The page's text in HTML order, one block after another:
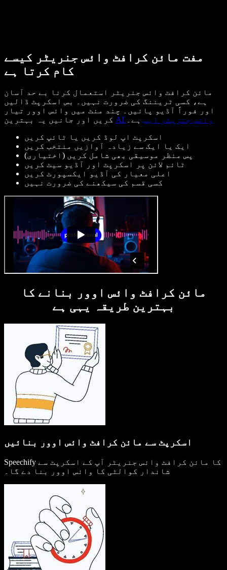
مفت مائن کرافٹ وائس جنریٹر کیسے
کام کرتا ہے
مائن کرافٹ وائس جنریٹر استعمال کرنا بے حد آسان
ہے، کسی ٹریننگ کی ضرورت نہیں۔ بس اسکرپٹ ڈالیں
اور فوراً آڈیو پائیں۔ چند منٹ میں وائس اوور تیار
AI وائس جنریٹر ایپ ہے۔
اسکرپٹ اپ لوڈ کریں یا ٹائپ کریں
ایک یا ایک سے زیادہ آوازیں منتخب کریں
پس منظر موسیقی بھی شامل کریں (اختیاری)
ٹائم لائن پر اسکرپٹ اور آڈیو سیٹ کریں
اعلی معیار کی آڈیو ایکسپورٹ کریں
کسی قسم کی سیکھنے کی ضرورت نہیں
مائن کرافٹ وائس اوور بنانے کا
بہترین طریقہ یہی ہے
اسکرپٹ سے مائن کرافٹ وائس اوور بنائیں
Speechify کا مائن کرافٹ وائس جنریٹر آپ کے اسکرپٹ سے
شاندار کوالٹی کا وائس اوور بنا دے گا۔